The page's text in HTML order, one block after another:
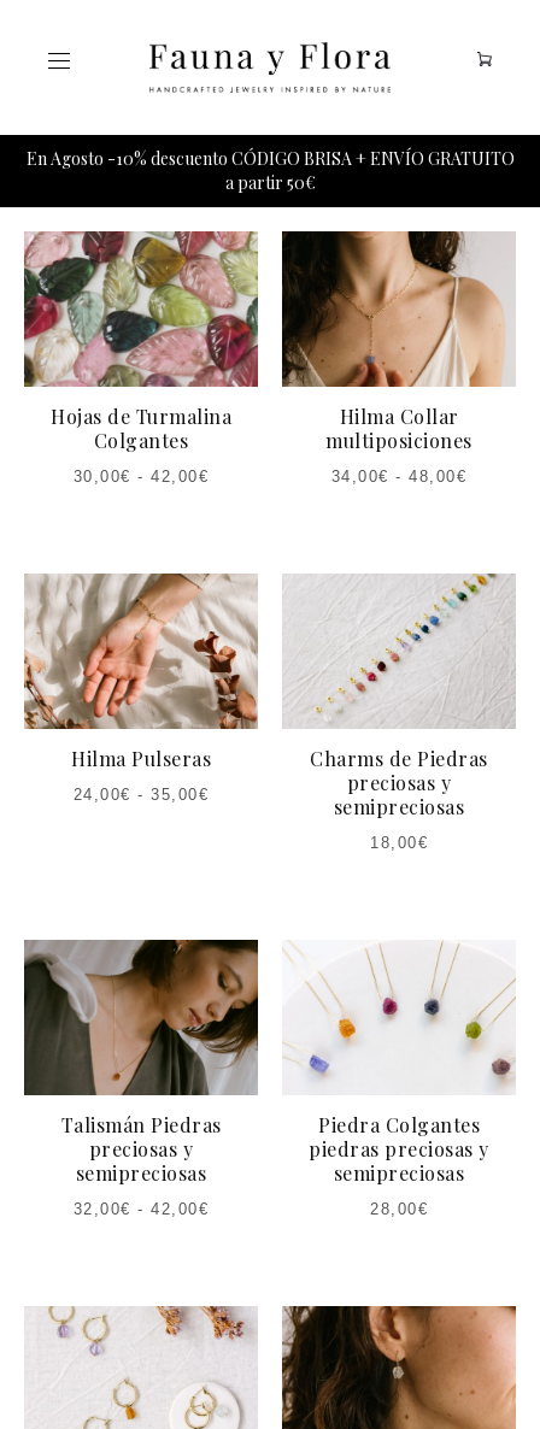
En Agosto -10% descuento CÓDIGO BRISA + ENVÍO GRATUITO
a partir 50€
Hojas de Turmalina
Colgantes
30,00€ -42,00€
Hilma Collar
multiposiciones
34,00€ -48,00€
Hilma Pulseras
24,00€ -35,00€
Charms de Piedras
preciosas y
semipreciosas
18,00€
Talismán Piedras
preciosas y
semipreciosas
32,00€ -42,00€
Piedra Colgantes
piedras preciosas y
semipreciosas
28,00€